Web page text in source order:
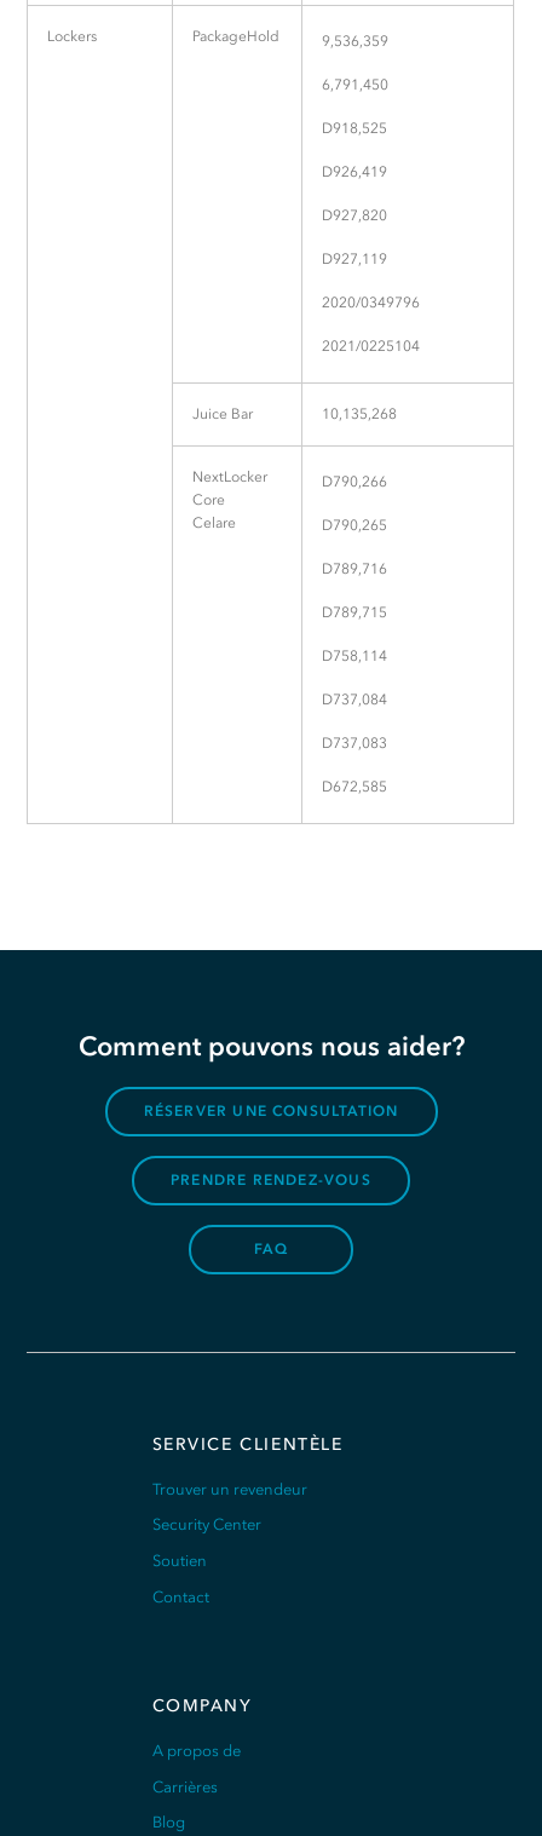
Lockers PackageHold 9,536,359
6,791,450
D918,525
D926,419
D927,820
D927,119
2020/0349796
2021/0225104
Juice Bar 10,135,268
NextLocker
Core
Celare
D790,266
D790,265
D789,716
D789,715
D758,114
D737,084
D737,083
D672,585
Comment pouvons nous aider?
RÉSERVER UNE CONSULTATION
PRENDRE RENDEZ-VOUS
FAQ
SERVICE CLIENTÈLE
Trouver un revendeur
Security Center
Soutien
Contact
COMPANY
A propos de
Carrières
Blog